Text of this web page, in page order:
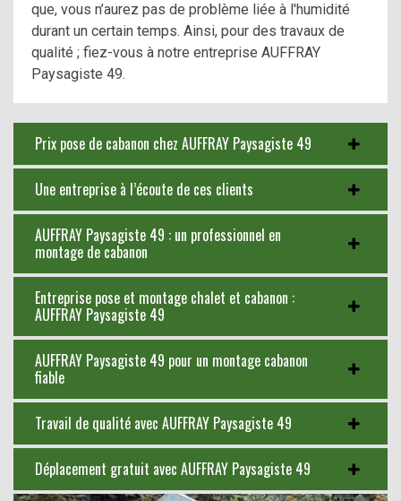
que, vous n’aurez pas de problème liée à l'humidité
durant un certain temps. Ainsi, pour des travaux de
qualité ; fiez-vous à notre entreprise AUFFRAY
Paysagiste 49.
Prix pose de cabanon chez AUFFRAY Paysagiste 49
Une entreprise à l’écoute de ces clients
AUFFRAY Paysagiste 49 : un professionnel en
montage de cabanon
Entreprise pose et montage chalet et cabanon :
AUFFRAY Paysagiste 49
AUFFRAY Paysagiste 49 pour un montage cabanon
fiable
Travail de qualité avec AUFFRAY Paysagiste 49
Déplacement gratuit avec AUFFRAY Paysagiste 49